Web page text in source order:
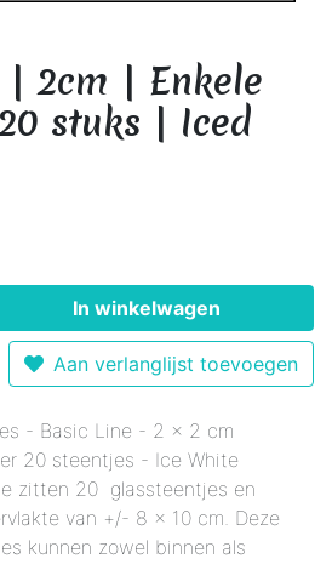
| 2cm | Enkele
stuks | Iced
In winkelwagen
Aan verlanglijst toevoegen
- Basic Line - 2 x 2 cm
20 steentjes - Ice White
zitten 20 glassteentjes en
van +/- 8 x 10 cm. Deze
kunnen zowel binnen als